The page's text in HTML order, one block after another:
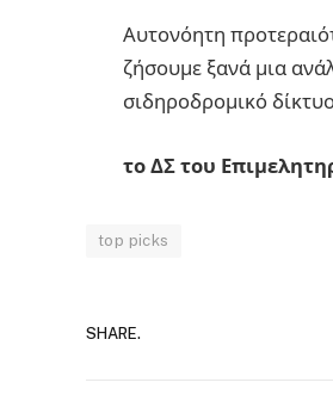
Αυτονόητη
ζήσουμε ξανά μια
σιδηροδρομικό
το ΔΣ του
top picks
SHARE.